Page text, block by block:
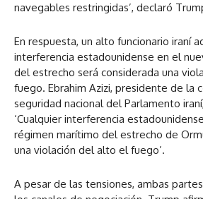
navegables restringidas’, declaró
En respuesta, un alto funcionario iraní
interferencia estadounidense en el
del estrecho será considerada una
fuego. Ebrahim Azizi, presidente de la
seguridad nacional del Parlamento
‘Cualquier interferencia
régimen marítimo del estrecho de
una violación del alto el fuego’.
A pesar de las tensiones, ambas